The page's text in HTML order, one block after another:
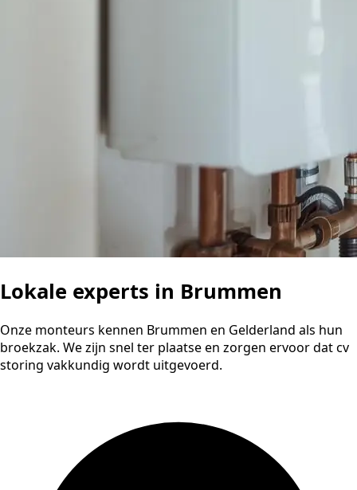
Lokale experts in Brummen
Onze monteurs kennen Brummen en Gelderland als hun
broekzak. We zijn snel ter plaatse en zorgen ervoor dat cv
storing vakkundig wordt uitgevoerd.